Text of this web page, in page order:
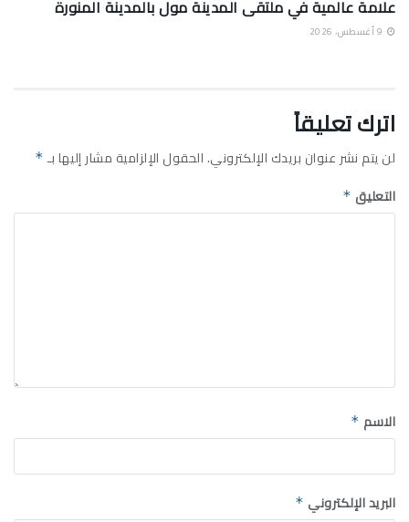
علامة عالمية في ملتقى المدينة مول بالمدينة المنورة
اترك تعليقاً
لن يتم نشر عنوان بريدك الإلكتروني.الحقول الإلزامية مشار إليها بـ *
التعليق *
الاسم *
البريد الإلكتروني *